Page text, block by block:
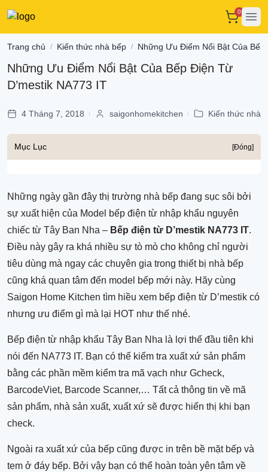
0
Trang chủ / Kiến thức nhà bếp / Những Ưu Điểm Nổi Bật Của Bếp
Những Ưu Điểm Nổi Bật Của Bếp Điện Từ
D’mestik NA773 IT
4 Tháng 7, 2018 | saigonhomekitchen | Kiến thức nhà
Mục Lục [Đóng]
Những ngày gần đây thị trường nhà bếp đang sục sôi bởi
sự xuất hiện của Model bếp điện từ nhập khẩu nguyên
chiếc từ Tây Ban Nha – Bếp điện từ D’mestik NA773 IT.
Điều này gây ra khá nhiều sự tò mò cho không chỉ người
tiêu dùng mà ngay các chuyên gia trong thiết bị nhà bếp
cũng khá quan tâm đến model bếp mới này. Hãy cùng
Saigon Home Kitchen tìm hiều xem bếp điện từ D’mestik có
nhưng ưu điểm gì mà lại HOT như thế nhé.
Bếp điện từ nhập khẩu Tây Ban Nha là lợi thế đầu tiên khi
nói đến NA773 IT. Bạn có thể kiểm tra xuất xứ sản phẩm
bằng các phần mềm kiểm tra mã vạch như Gcheck,
BarcodeViet, Barcode Scanner,… Tất cả thông tin về mã
sản phẩm, nhà sản xuất, xuất xứ sẽ được hiển thị khi bạn
check.
Ngoài ra xuất xứ của bếp cũng được in trên bề mặt bếp và
tem ở đáy bếp. Bởi vậy bạn có thể hoàn toàn yên tâm về